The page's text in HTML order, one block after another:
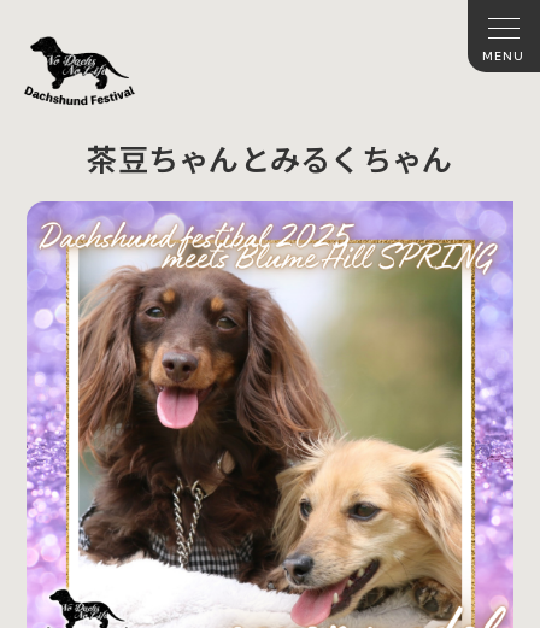
茶豆ちゃんとみるくちゃん